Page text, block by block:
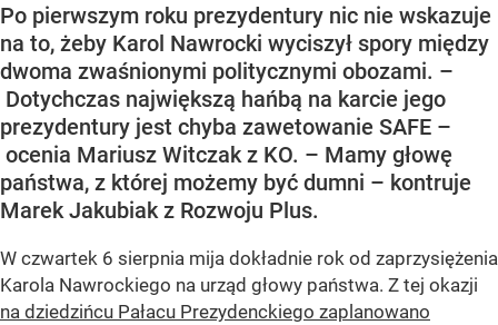
Po pierwszym roku prezydentury nic nie wskazuje
na to, żeby Karol Nawrocki wyciszył spory między
dwoma zwaśnionymi politycznymi obozami. –
Dotychczas największą hańbą na karcie jego
prezydentury jest chyba zawetowanie SAFE –
ocenia Mariusz Witczak z KO. – Mamy głowę
państwa, z której możemy być dumni – kontruje
Marek Jakubiak z Rozwoju Plus.
W czwartek 6 sierpnia mija dokładnie rok od zaprzysiężenia
Karola Nawrockiego na urząd głowy państwa. Z tej okazji
na dziedzińcu Pałacu Prezydenckiego zaplanowano